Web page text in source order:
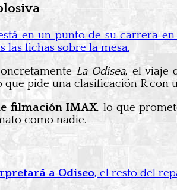
en un punto de su carrera
las fichas sobre la mesa.
La Odisea, el viaje
pide una clasificación R con
filmación IMAX, lo que
como nadie.
a Odiseo, el resto del